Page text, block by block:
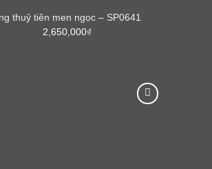
thuỷ tiên men ngọc – SP0641
2,650,000₫